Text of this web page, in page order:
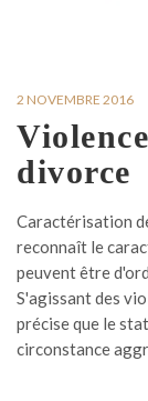
2 NOVEMBRE 2016
divorce
Caractérisation
reconnaît le
peuvent être
S'agissant des
précise que le
circonstance